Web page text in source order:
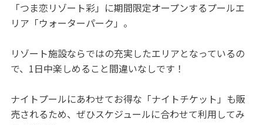
「つま恋リゾート彩」に期間限定オープンするプールエ
リア「ウォーターパーク」。
リゾート施設ならではの充実したエリアとなっているの
で、1日中楽しめること間違いなしです！
ナイトプールにあわせてお得な「ナイトチケット」も販
売されるため、ぜひスケジュールに合わせて利用してみ